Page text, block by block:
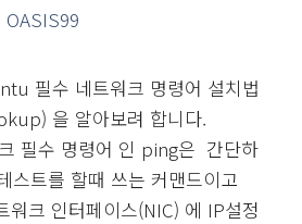
OASIS99
필수 네트워크 명령어 설치법
을 알아보려 합니다.
필수 명령어 인 ping은 간단하
스트를 할때 쓰는 커맨드이고
워크 인터페이스(NIC) 에 IP설정